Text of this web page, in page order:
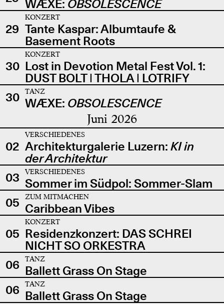
WÆXE: OBSOLESCENCE
29
KONZERT
Tante Kaspar: Albumtaufe &
Basement Roots
30
KONZERT
Lost in Devotion Metal Fest Vol. 1:
DUST BOLT | THOLA | LOTRIFY
30
TANZ
WÆXE: OBSOLESCENCE
Juni 2026
02
VERSCHIEDENES
Architekturgalerie Luzern: KI in
der Architektur
03
VERSCHIEDENES
Sommer im Südpol: Sommer-Slam
05
ZUM MITMACHEN
Caribbean Vibes
05
KONZERT
Residenzkonzert: DAS SCHREI
NICHT SO ORKESTRA
06
TANZ
Ballett Grass On Stage
06
TANZ
Ballett Grass On Stage